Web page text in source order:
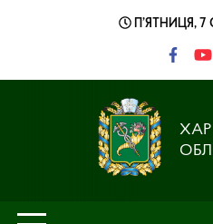
П’ЯТНИЦЯ, 7